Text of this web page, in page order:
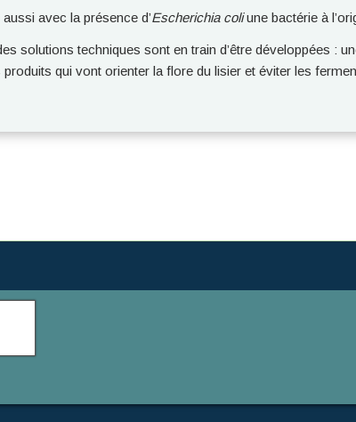
avec la présence d’Escherichia coliune bactérie à
solutions techniques sont en train d’être développées :
qui vont orienter la flore du lisier et éviter les